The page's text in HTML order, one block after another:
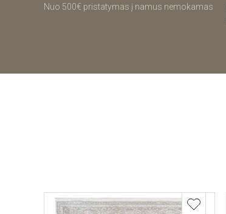
Nuo 500€ pristatymas į namus nemokamas